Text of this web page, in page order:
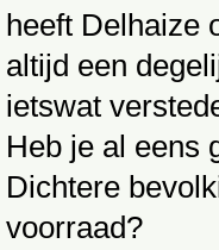
heeft Delhaize
altijd een
ietswat
Heb je al eens
Dichtere
voorraad?